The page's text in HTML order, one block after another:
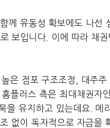
께 유동성 확보에도 나선
보입니다. 이에 따라 채
은 점포 구조조정, 대주
플러스 측은 최대채권자
을 유지하고 있는데요. 메
없이 독자적으로 자금을